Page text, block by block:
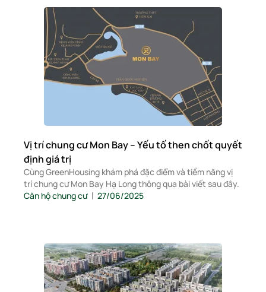
Vị trí chung cư Mon Bay – Yếu tố then chốt quyết
định giá trị
Cùng GreenHousing khám phá đặc điểm và tiềm năng vị
trí chung cư Mon Bay Hạ Long thông qua bài viết sau đây.
Căn hộ chung cư
27/06/2025